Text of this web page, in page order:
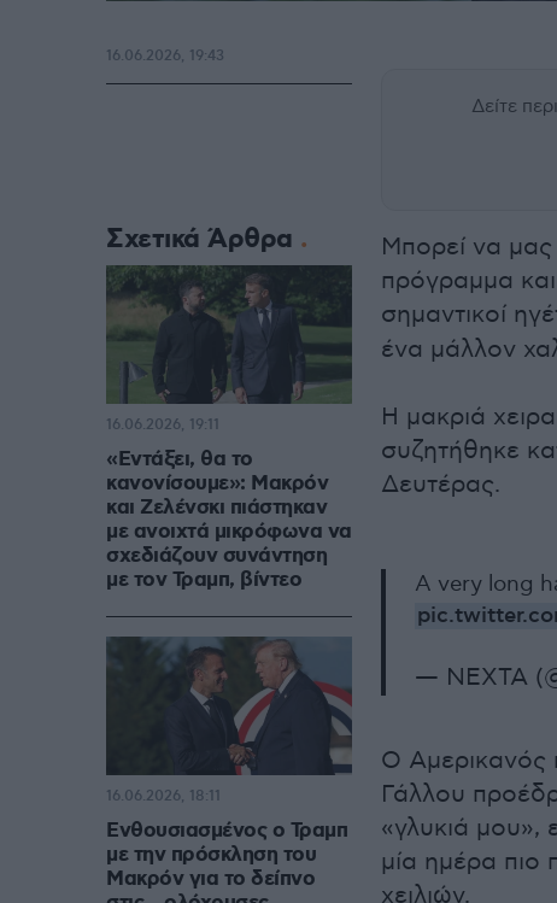
Δείτε
Μπορεί να
πρόγραμμα
σημαντικοί
ένα μάλλον
Η μακριά
συζητήθηκε
Δευτέρας.
A very long
— NEXTA
Ο Αμερικανός
Γάλλου
«γλυκιά μου»,
μία ημέρα πιο
χειλιών.
16.06.2026, 19:43
Σχετικά Άρθρα
«Εντάξει, θα το
κανονίσουμε»: Μακρόν
και Ζελένσκι πιάστηκαν
με ανοιχτά μικρόφωνα να
σχεδιάζουν συνάντηση
με τον Τραμπ, βίντεο
16.06.2026, 19:11
Ενθουσιασμένος ο Τραμπ
με την πρόσκληση του
Μακρόν για το δείπνο
16.06.2026, 18:11